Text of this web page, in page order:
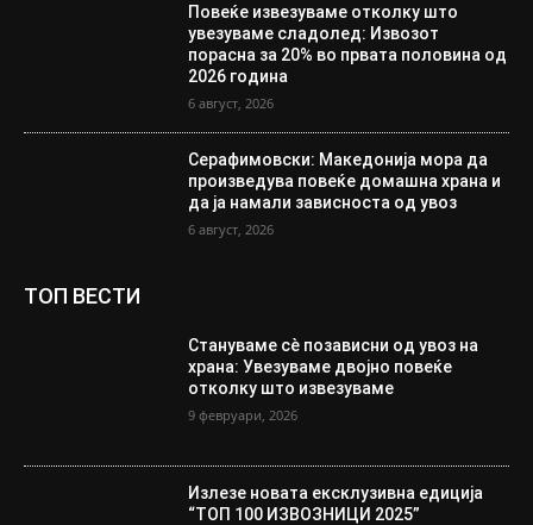
Повеќе извезуваме отколку што
увезуваме сладолед: Извозот
порасна за 20% во првата половина од
2026 година
6 август, 2026
Серафимовски: Македонија мора да
произведува повеќе домашна храна и
да ја намали зависноста од увоз
6 август, 2026
ТОП ВЕСТИ
Стануваме сè позависни од увоз на
храна: Увезуваме двојно повеќе
отколку што извезуваме
9 февруари, 2026
Излезе новата ексклузивна едиција
“ТОП 100 ИЗВОЗНИЦИ 2025”